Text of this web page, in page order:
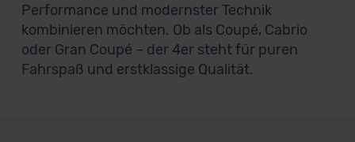
Performance und modernster Technik
kombinieren möchten. Ob als Coupé, Cabrio
oder Gran Coupé – der 4er steht für puren
Fahrspaß und erstklassige Qualität.